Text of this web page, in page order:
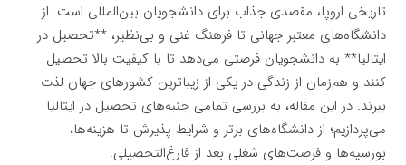
تاریخی اروپا، مقصدی جذاب برای دانشجویان بین‌المللی است. از
دانشگاه‌های معتبر جهانی تا فرهنگ غنی و بی‌نظیر، **تحصیل در
ایتالیا** به دانشجویان فرصتی می‌دهد تا با کیفیت بالا تحصیل
کنند و هم‌زمان از زندگی در یکی از زیباترین کشورهای جهان لذت
ببرند. در این مقاله، به بررسی تمامی جنبه‌های تحصیل در ایتالیا
می‌پردازیم؛ از دانشگاه‌های برتر و شرایط پذیرش تا هزینه‌ها،
بورسیه‌ها و فرصت‌های شغلی بعد از فارغ‌التحصیلی.